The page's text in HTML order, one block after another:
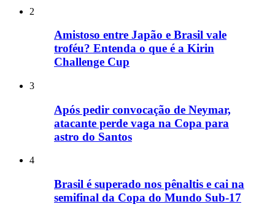
2
Amistoso entre Japão e Brasil vale
troféu? Entenda o que é a Kirin
Challenge Cup
3
Após pedir convocação de Neymar,
atacante perde vaga na Copa para
astro do Santos
4
Brasil é superado nos pênaltis e cai na
semifinal da Copa do Mundo Sub-17